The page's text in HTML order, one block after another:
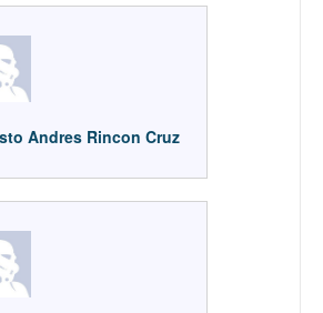
Andres Rincon Cruz